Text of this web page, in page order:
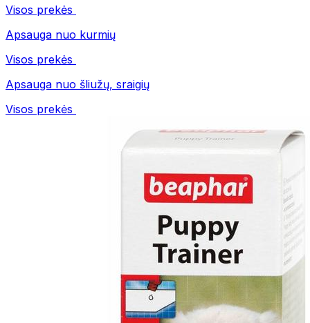
Visos prekės
Apsauga nuo kurmių
Visos prekės
Apsauga nuo šliužų, sraigių
Visos prekės